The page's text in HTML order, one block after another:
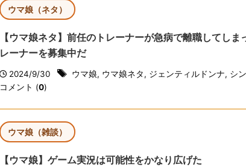
ウマ娘（ネタ）
【ウマ娘ネタ】前任のトレーナーが急病で離職してし
レーナーを募集中だ
2024/9/30 ウマ娘, ウマ娘ネタ, ジェンティルドンナ, シ
コメント (0)
ウマ娘（雑談）
【ウマ娘】ゲーム実況は可能性をかなり広げた